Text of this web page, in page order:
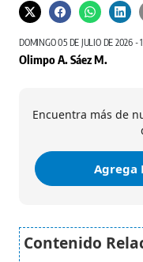
DOMINGO 05 DE JULIO DE 2026 -
Olimpo A. Sáez M.
Encuentra más de
Agrega